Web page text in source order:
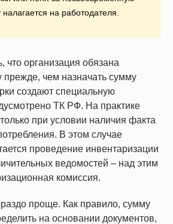
налагается на работодателя.
что организация обязана
прежде, чем назначать сумму
создают специальную
ТК РФ. На практике
при условии наличия факта
В этом случае
проведение инвентаризации
ведомостей – над этим
комиссия.
проще. Как правило, сумму
на основании документов,